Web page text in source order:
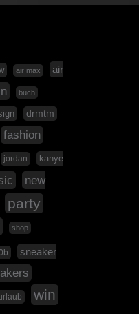
air max
air
buch
drmtm
fashion
jordan kanye
new
party
shop
sneaker
win